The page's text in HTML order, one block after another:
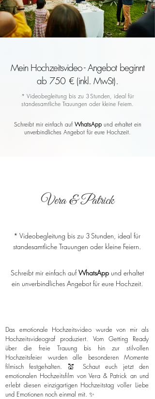
Mein Hochzeitsvideo - Angebot beginnt
ab 750 € (inkl. MwSt).
* Videobegleitung bis zu 3 Stunden, ideal für
standesamtliche Trauungen oder kleine Feiern.
Schreibt mir einfach auf WhatsAppund erhaltet ein
unverbindliches Angebot für eure Hochzeit.
Vera & Patrick
* Videobegleitung bis zu 3 Stunden, ideal für
standesamtliche Trauungen oder kleine Feiern.
Schreibt mir einfach aufWhatsAppund erhaltet
ein unverbindliches Angebot für eure Hochzeit.
Das emotionale Hochzeitsvideo wurde von mir als
Hochzeitsvideograf produziert. Vom Getting Ready
über die freie Trauung bis hin zur stilvollen
Hochzeitsfeier wurden alle besonderen Momente
filmisch festgehalten. 💒 Schaut euch jetzt den
emotionalen Hochzeitsfilm von Vera & Patrick an und
erlebt diesen einzigartigen Hochzeitstag voller Liebe
und Emotionen noch einmal mit. ✨